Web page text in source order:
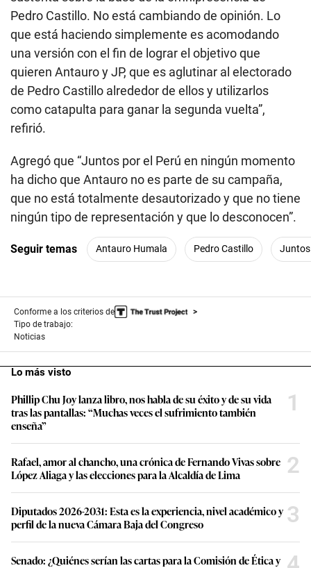
Pedro Castillo. No está cambiando de opinión. Lo
que está haciendo simplemente es acomodando
una versión con el fin de lograr el objetivo que
quieren Antauro y JP, que es aglutinar al electorado
de Pedro Castillo alrededor de ellos y utilizarlos
como catapulta para ganar la segunda vuelta”,
refirió.
Agregó que “Juntos por el Perú en ningún momento
ha dicho que Antauro no es parte de su campaña,
que no está totalmente desautorizado y que no tiene
ningún tipo de representación y que lo desconocen”.
Seguir temas Antauro Humala Pedro Castillo Juntos
Conforme a los criterios de
Tipo de trabajo:
Noticias
Lo más visto
Phillip Chu Joy lanza libro, nos habla de su éxito y de su vida
tras las pantallas: “Muchas veces el sufrimiento también
enseña”
1
Rafael, amor al chancho, una crónica de Fernando Vivas sobre
López Aliaga y las elecciones para la Alcaldía de Lima
2
Diputados 2026-2031: Esta es la experiencia, nivel académico y
perfil de la nueva Cámara Baja del Congreso
3
Senado: ¿Quiénes serían las cartas para la Comisión de Ética y